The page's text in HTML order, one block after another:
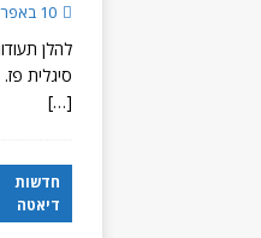
10 באפריל 2012
להלן
סיגלית
[…]
חדשות
דיאטה
10 באפריל 2012